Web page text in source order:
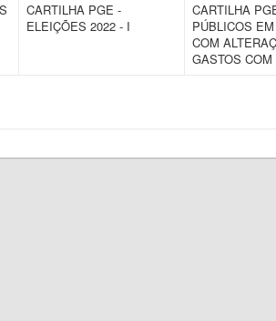
CARTILHA PGE -
ELEIÇÕES 2022 - I
CARTILHA
PÚBLICOS
COM
GASTOS